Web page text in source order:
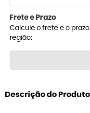
Frete e Prazo
Calcule o frete e o
região:
Descrição do Produto